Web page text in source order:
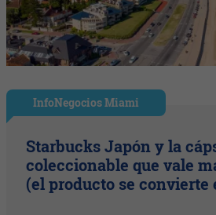
InfoNegocios Miami
Starbucks Japón y la
coleccionable que vale
(el producto se convierte